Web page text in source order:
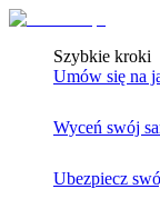
Szybkie kroki
Umów się na
Wyceń swój
Ubezpiecz